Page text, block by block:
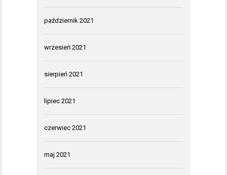
październik 2021
wrzesień 2021
sierpień 2021
lipiec 2021
czerwiec 2021
maj 2021